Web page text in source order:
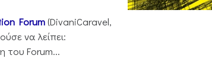
Forum(DivaniCaravel,
να λείπει:
του Forum...